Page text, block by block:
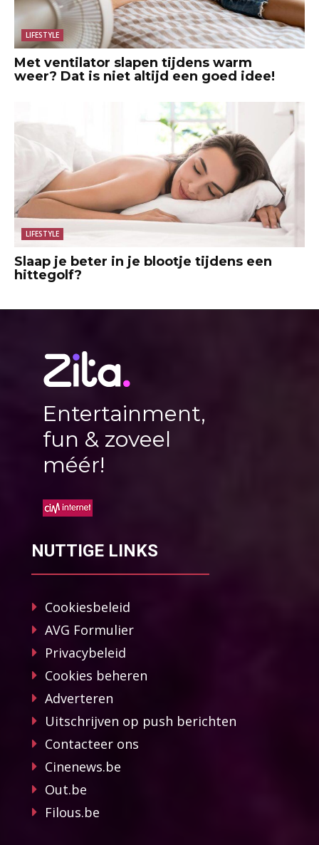
LIFESTYLE
Met ventilator slapen tijdens warm
weer? Dat is niet altijd een goed idee!
LIFESTYLE
Slaap je beter in je blootje tijdens een
hittegolf?
Entertainment,
fun & zoveel
méér!
NUTTIGE LINKS
Cookiesbeleid
AVG Formulier
Privacybeleid
Cookies beheren
Adverteren
Uitschrijven op push berichten
Contacteer ons
Cinenews.be
Out.be
Filous.be